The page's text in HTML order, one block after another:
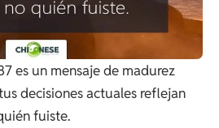
es un mensaje de madurez
decisiones actuales reflejan
fuiste.